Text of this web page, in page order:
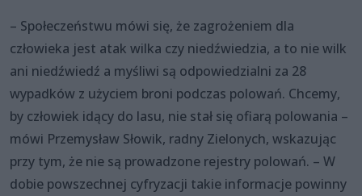
– Społeczeństwu mówi się, że zagrożeniem dla
człowieka jest atak wilka czy niedźwiedzia, a to nie wilk
ani niedźwiedź a myśliwi są odpowiedzialni za 28
wypadków z użyciem broni podczas polowań. Chcemy,
by człowiek idący do lasu, nie stał się ofiarą polowania –
mówi Przemysław Słowik, radny Zielonych, wskazując
przy tym, że nie są prowadzone rejestry polowań. – W
dobie powszechnej cyfryzacji takie informacje powinny